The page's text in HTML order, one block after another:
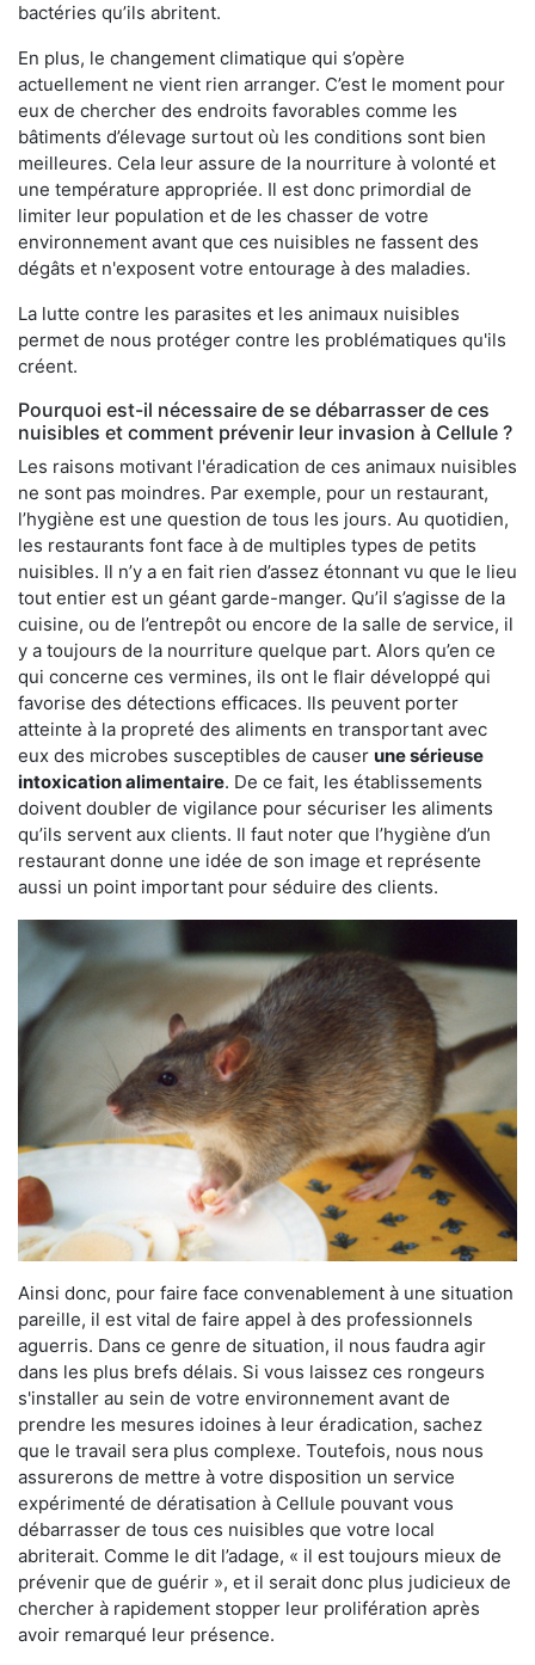
bactéries qu’ils abritent.
En plus, le changement climatique qui s’opère
actuellement ne vient rien arranger. C’est le moment pour
eux de chercher des endroits favorables comme les
bâtiments d’élevage surtout où les conditions sont bien
meilleures. Cela leur assure de la nourriture à volonté et
une température appropriée. Il est donc primordial de
limiter leur population et de les chasser de votre
environnement avant que ces nuisibles ne fassent des
dégâts et n'exposent votre entourage à des maladies.
La lutte contre les parasites et les animaux nuisibles
permet de nous protéger contre les problématiques qu'ils
créent.
Pourquoi est-il nécessaire de se débarrasser de ces
nuisibles et comment prévenir leur invasion à Cellule ?
Les raisons motivant l'éradication de ces animaux nuisibles
ne sont pas moindres. Par exemple, pour un restaurant,
l’hygiène est une question de tous les jours. Au quotidien,
les restaurants font face à de multiples types de petits
nuisibles. Il n’y a en fait rien d’assez étonnant vu que le lieu
tout entier est un géant garde-manger. Qu’il s’agisse de la
cuisine, ou de l’entrepôt ou encore de la salle de service, il
y a toujours de la nourriture quelque part. Alors qu’en ce
qui concerne ces vermines, ils ont le flair développé qui
favorise des détections efficaces. Ils peuvent porter
atteinte à la propreté des aliments en transportant avec
eux des microbes susceptibles de causer une sérieuse
intoxication alimentaire. De ce fait, les établissements
doivent doubler de vigilance pour sécuriser les aliments
qu’ils servent aux clients. Il faut noter que l’hygiène d’un
restaurant donne une idée de son image et représente
aussi un point important pour séduire des clients.
Ainsi donc, pour faire face convenablement à une situation
pareille, il est vital de faire appel à des professionnels
aguerris. Dans ce genre de situation, il nous faudra agir
dans les plus brefs délais. Si vous laissez ces rongeurs
s'installer au sein de votre environnement avant de
prendre les mesures idoines à leur éradication, sachez
que le travail sera plus complexe. Toutefois, nous nous
assurerons de mettre à votre disposition un service
expérimenté de dératisation à Cellule pouvant vous
débarrasser de tous ces nuisibles que votre local
abriterait. Comme le dit l’adage, « il est toujours mieux de
prévenir que de guérir », et il serait donc plus judicieux de
chercher à rapidement stopper leur prolifération après
avoir remarqué leur présence.